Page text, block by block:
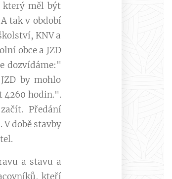
který měl být
tak v období
KNV a
obce a JZD
dozvídáme:"
by mohlo
4260 hodin.".
Předání
V době stavby
a stavu a
kteří